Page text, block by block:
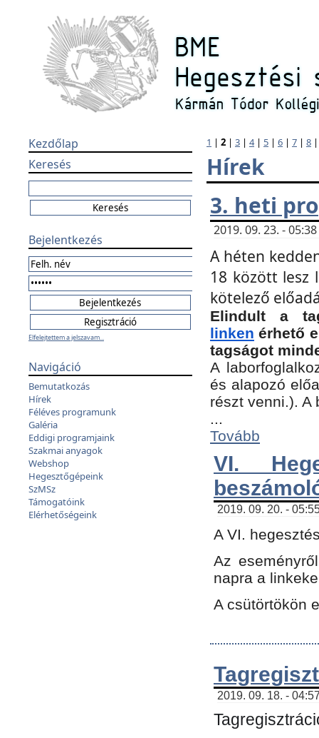
Kezdőlap
Keresés
Bejelentkezés
Elfelejtettem a jelszavam...
Navigáció
Bemutatkozás
Hírek
Féléves programunk
Galéria
Eddigi programjaink
Szakmai anyagok
Webshop
Hegesztőgépeink
SzMSz
Támogatóink
Elérhetőségeink
1 | 2 | 3 | 4| 5 | 6 | 7 | 8
Hírek
3. heti
2019. 09. 23. -
A héten
18 között lesz
kötelező
Elindult a
linken érhető
tagságot
A
és alapozó
részt venni.).
...
Tovább
VI.
2019. 09. 20. -
A VI.
Az
napra a
A csütörtökön
2019. 09. 18. -